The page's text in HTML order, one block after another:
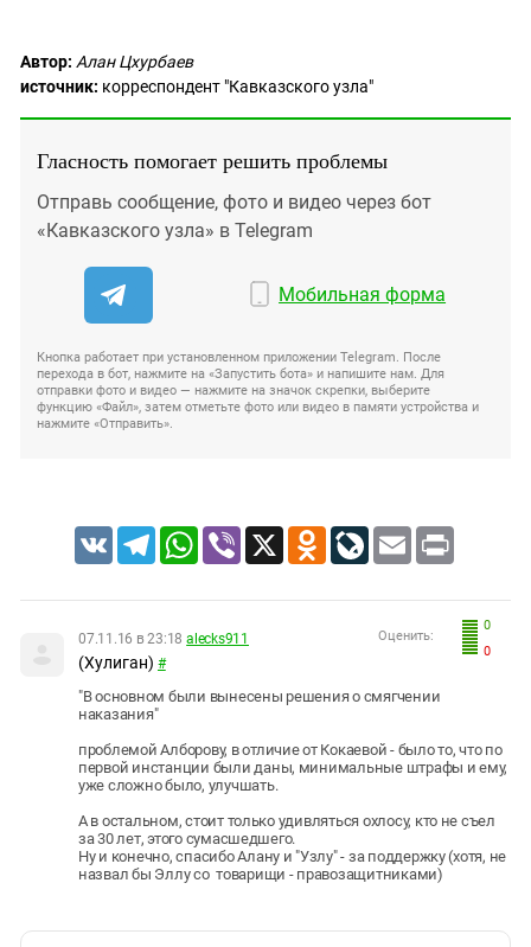
Автор: Алан Цхурбаев
источник: корреспондент "Кавказского узла"
Гласность помогает решить проблемы
Отправь сообщение, фото и видео через бот
«Кавказского узла» в Telegram
Мобильная форма
Кнопка работает при установленном приложении Telegram. После
перехода в бот, нажмите на «Запустить бота» и напишите нам. Для
отправки фото и видео — нажмите на значок скрепки, выберите
функцию «Файл», затем отметьте фото или видео в памяти устройства и
нажмите «Отправить».
VK TelegramWhatsApp
Viber X Odnoklassniki
LiveJournal
Email Print
0
0
Оценить:
07.11.16 в 23:18 alecks911
(Хулиган) #
"В основном были вынесены решения о смягчении
наказания"
проблемой Алборову, в отличие от Кокаевой - было то, что по
первой инстанции были даны, минимальные штрафы и ему,
уже сложно было, улучшать.
А в остальном, стоит только удивляться охлосу, кто не съел
за 30 лет, этого сумасшедшего.
Ну и конечно, спасибо Алану и "Узлу" - за поддержку (хотя, не
назвал бы Эллу со товарищи - правозащитниками)